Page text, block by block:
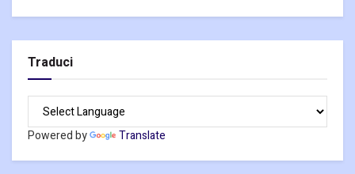
Traduci
Powered by Translate